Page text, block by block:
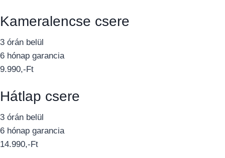
Kameralencse csere
3 órán belül
6 hónap garancia
9.990,-Ft
Hátlap csere
3 órán belül
6 hónap garancia
14.990,-Ft